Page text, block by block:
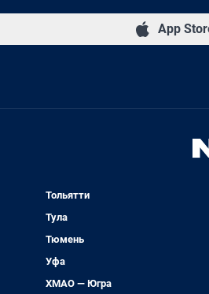
App
Тольятти
Тула
Тюмень
Уфа
ХМАО — Югра